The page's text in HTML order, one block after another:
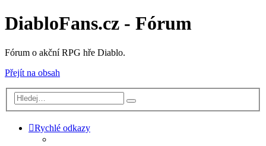
DiabloFans.cz - Fórum
Fórum o akční RPG hře Diablo.
Přejít na obsah
Rychlé odkazy